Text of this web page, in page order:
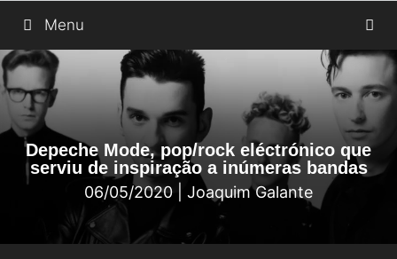
para
o
conteúdo
Menu
Depeche Mode, pop/rock eléctrónico que
serviu de inspiração a inúmeras bandas
06/05/2020 Joaquim Galante